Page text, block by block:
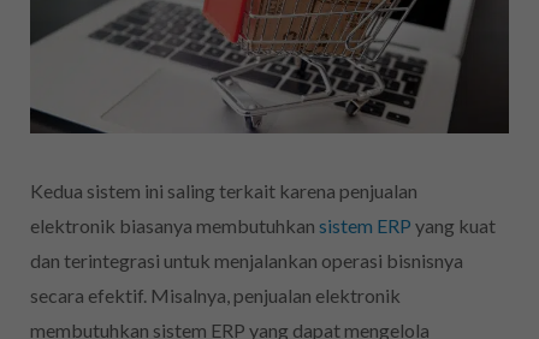
Kedua sistem ini saling terkait karena penjualan
elektronik biasanya membutuhkan sistem ERP yang kuat
dan terintegrasi untuk menjalankan operasi bisnisnya
secara efektif. Misalnya, penjualan elektronik
membutuhkan sistem ERP yang dapat mengelola